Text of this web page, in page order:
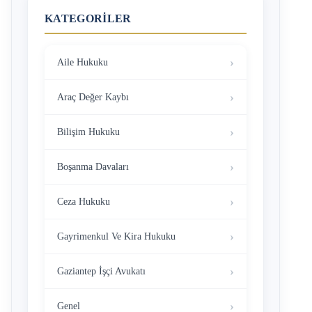
KATEGORILER
Aile Hukuku
Araç Değer Kaybı
Bilişim Hukuku
Boşanma Davaları
Ceza Hukuku
Gayrimenkul Ve Kira Hukuku
Gaziantep İşçi Avukatı
Genel